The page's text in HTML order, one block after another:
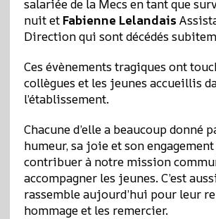
salariée de la Mecs en tant que
nuit etFabienne Lelandais
Direction qui sont décédés
Ces évènements tragiques ont
collègues et les jeunes accueillis
l’établissement.
Chacune d’elle a beaucoup donné
humeur, sa joie et son
contribuer à notre mission
accompagner les jeunes. C’est
rassemble aujourd’hui pour leur
hommage et les remercier.